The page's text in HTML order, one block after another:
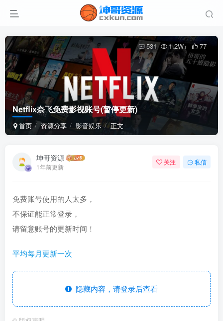
Netflix奈飞免费影视账号(暂停更新)
首页 资源分享 影音娱乐 正文
531 1.2W+ 77
坤哥资源
1年前更新
关注 私信
免费账号使用的人太多，
不保证能正常登录，
请留意账号的更新时间！
平均每月更新一次
隐藏内容，请登录后查看